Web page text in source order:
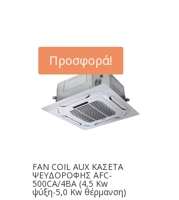
Προσφορά!
FAN COIL AUX ΚΑΣΕΤΑ
ΨΕΥΔΟΡΟΦΗΣ AFC-
500CA/4BA (4,5 Kw
ψύξη-5,0 Kw θέρμανση)